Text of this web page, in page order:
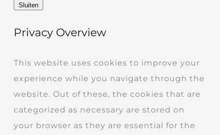
Sluiten
Privacy Overview
This website uses cookies to improve your
experience while you navigate through the
website. Out of these, the cookies that are
categorized as necessary are stored on
your browser as they are essential for the